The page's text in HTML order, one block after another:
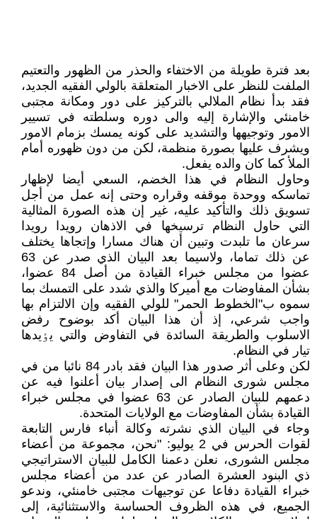
بعد فترة طويلة من الاختفاء والحذر من الظهور والتعتيم
الملفت للنظر على الاخبار المتعلقة بالولي الفقيه الجديد،
فقد بدأ نظام الملالي بالترکيز على دور ومکانة مجتبى
خامنئي والإشارة إليه والى دوره وسلطته في تسيير
الامور وتوجيهها والتشديد على کونه يمسك بزمام الامور
ويشرف عليها بصورة منظمة، لکن من دون ظهوره أمام
الملأ کما کان والده يفعل.
وحاول النظام في هذا الخضم، السعي أيضا لإظهار
تماسکه ووحدة موقفه وقراره وحتى إنه عمل من أجل
تسويق ذلك والتأکيد عليه، غير إن هذه الصورة المثالية
التي حاول النظام ترسيخها في الاذهان رويدا رويدا
سرعان ما تلبدت وتبين أن هناك مسارا وإتجاها يختلف
عن ذلك تماما، ولاسيما بعد البيان الذي صدر عن 63
عضوا من مجلس خبراء القيادة من أصل 84 عضوا،
بشأن المفاوضات مع أميرکا والذي شدد على التمسك بما
سموه ب"الخطوط الحمر" للولي الفقيه وإن الالتزام بها
واجب شرعي، إذ أن هذا البيان أکد بوضوح رفض
الاسلوب والطريقة السائدة في التفاوض والتي يٶيدها
تيار في النظام.
لکن وعلى أثر صدور هذا البيان فقد بادر 84 نائبا من في
مجلس شورى النظام الى إصدار بيان أعلنوا فيه عن
دعمهم للبيان الصادر عن 63 عضوا في مجلس خبراء
القيادة بشأن المفاوضات مع الولايات المتحدة.
وجاء في البيان الذي نشرته وكالة أنباء فارس التابعة
لقوات الحرس في 2 يوليو: "نحن، مجموعة من أعضاء
مجلس الشورى، نعلن دعمنا الكامل للبيان الاستراتيجي
ذي البنود العشرة الصادر عن عدد من أعضاء مجلس
خبراء القيادة دفاعا عن توجيهات مجتبى خامنئي، وندعو
الجميع، في هذه الظروف الحساسة والاستثنائية، إلى